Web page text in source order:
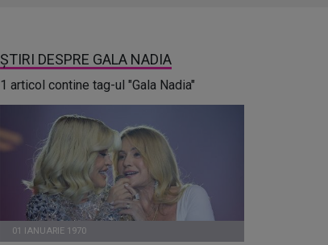
ȘTIRI DESPRE GALA NADIA
1 articol contine tag-ul "Gala Nadia"
01 IANUARIE 1970